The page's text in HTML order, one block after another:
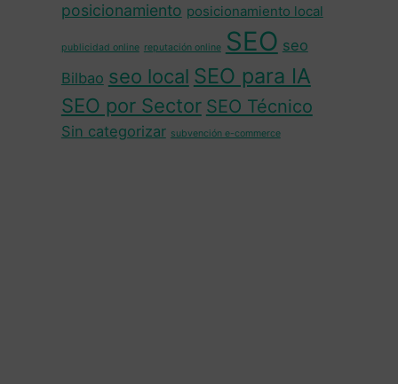
posicionamiento posicionamiento local
publicidad online reputación online SEO seo
Bilbao seo local SEO para IA
SEO por Sector SEO Técnico
Sin categorizar subvención e-commerce